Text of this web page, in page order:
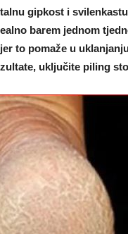
gipkost i
barem jednom
to pomaže u
uključite piling